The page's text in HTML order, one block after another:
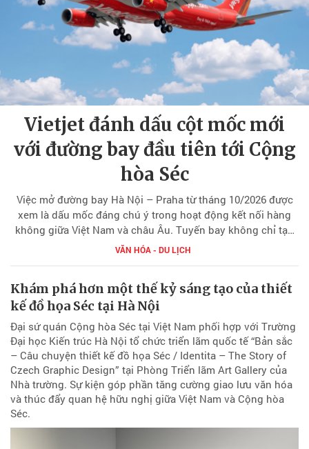
Vietjet đánh dấu cột mốc mới
với đường bay đầu tiên tới Cộng
hòa Séc
Việc mở đường bay Hà Nội – Praha từ tháng 10/2026 được
xem là dấu mốc đáng chú ý trong hoạt động kết nối hàng
không giữa Việt Nam và châu Âu. Tuyến bay không chỉ tạo
thêm lựa chọn di chuyển cho hành khách mà còn được kỳ
vọng góp phần thúc đẩy giao lưu kinh tế, văn hóa và du lịch
Âu.
VĂN HÓA - DU LỊCH
Khám phá hơn một thế kỷ sáng tạo của thiết
kế đồ họa Séc tại Hà Nội
Đại sứ quán Cộng hòa Séc tại Việt Nam phối hợp với Trường
Đại học Kiến trúc Hà Nội tổ chức triển lãm quốc tế “Bản sắc
– Câu chuyện thiết kế đồ họa Séc / Identita – The Story of
Czech Graphic Design” tại Phòng Triển lãm Art Gallery của
Nhà trường. Sự kiện góp phần tăng cường giao lưu văn hóa
và thúc đẩy quan hệ hữu nghị giữa Việt Nam và Cộng hòa
Séc.